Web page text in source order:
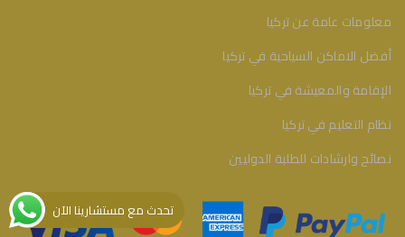
معلومات عامة عن تركيا
أفضل الاماكن السياحية في تركيا
الإقامة والمعيشة في تركيا
نظام التعليم في تركيا
نصائح وارشادات للطلبة الدوليين
تحدث مع مستشارينا الآن